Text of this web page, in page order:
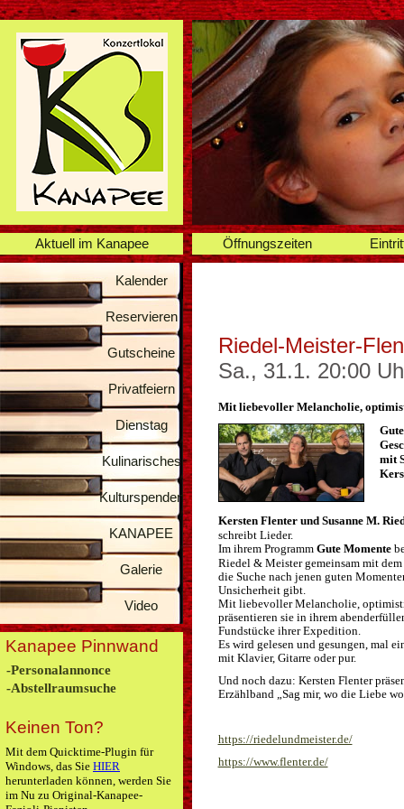
Aktuell im Kanapee Öffnungszeiten
Kalender
Reservieren
Gutscheine
Privatfeiern
Dienstag
Kulinarisches
Kulturspenden
KANAPEE
Galerie
Video
Kanapee Pinnwand
-Personalannonce
-Abstellraumsuche
Keinen Ton?
Mit dem Quicktime-Plugin für
Windows, das Sie HIER
herunterladen können, werden Sie
im Nu zu Original-Kanapee-
Riedel-Meister-
Sa., 31.1. 20:00
Mit liebevoller Melancholie,
mit
Kersten Flenter und Susanne M.
schreibt Lieder.
Im ihrem Programm Gute Momente
Riedel & Meister gemeinsam mit
die Suche nach jenen guten
Unsicherheit gibt.
Mit liebevoller Melancholie,
präsentieren sie in ihrem
Fundstücke ihrer Expedition.
Es wird gelesen und gesungen, mal
mit Klavier, Gitarre oder pur.
Und noch dazu: Kersten Flenter
Erzählband „Sag mir, wo die Liebe
https://riedelundmeister.de/
https://www.flenter.de/